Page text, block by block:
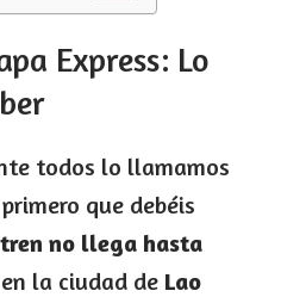
Express: Lo
todos lo llamamos
que debéis
no llega hasta
la ciudad de Lao